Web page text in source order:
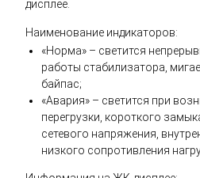
дисплее.
Наименование индикаторов:
«Норма» – светится
работы стабилизатора,
байпас;
«Авария» – светится при
перегрузки, короткого
сетевого напряжения,
низкого сопротивления